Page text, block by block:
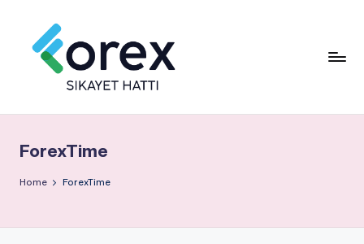
ForexTime
Home ForexTime